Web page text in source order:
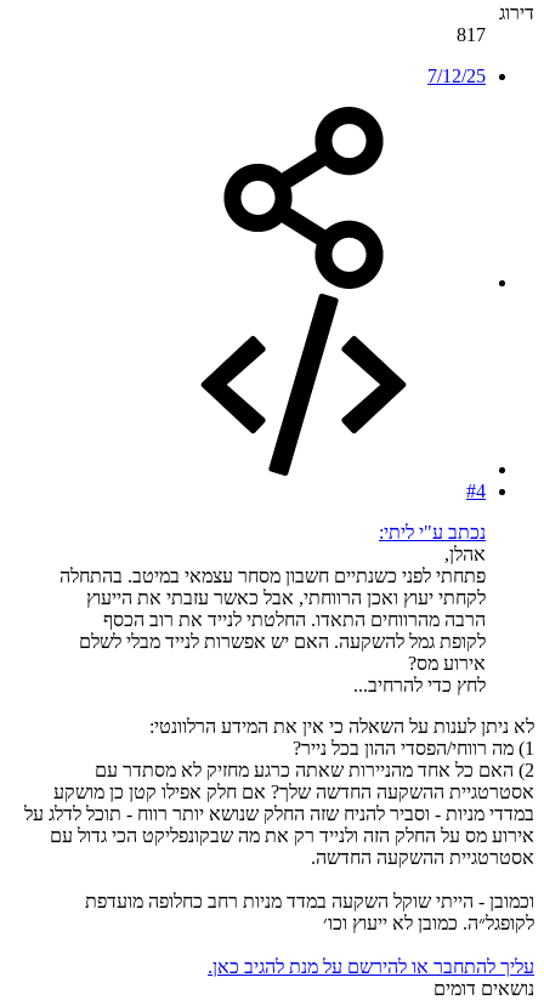
דירוג
817
7/12/25
#4
נכתב ע"י ליתי:
אהלן,
פתחתי לפני כשנתיים חשבון מסחר עצמאי במיטב. בהתחלה
לקחתי יעוץ ואכן הרווחתי, אבל כאשר עזבתי את הייעוץ
הרבה מהרווחים התאדו. החלטתי לנייד את רוב הכסף
לקופת גמל להשקעה. האם יש אפשרות לנייד מבלי לשלם
אירוע מס?
לחץ כדי להרחיב...
לא ניתן לענות על השאלה כי אין את המידע הרלוונטי:
1) מה רווחי/הפסדי ההון בכל נייר?
2) האם כל אחד מהניירות שאתה כרגע מחזיק לא מסתדר עם
אסטרטגיית ההשקעה החדשה שלך? אם חלק אפילו קטן כן מושקע
במדדי מניות - וסביר להניח שזה החלק שנושא יותר רווח - תוכל לדלג על
אירוע מס על החלק הזה ולנייד רק את מה שבקונפליקט הכי גדול עם
אסטרטגיית ההשקעה החדשה.
וכמובן - הייתי שוקל השקעה במדד מניות רחב כחלופה מועדפת
לקופגל״ה. כמובן לא ייעוץ וכו׳
עליך להתחבר או להירשם על מנת להגיב כאן.
נושאים דומים